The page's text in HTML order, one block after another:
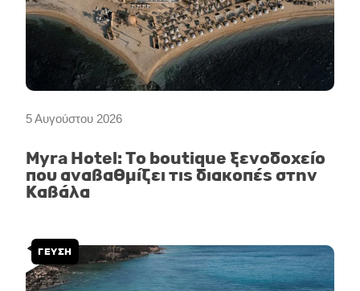
5 Αυγούστου 2026
Myra Hotel: Το boutique ξενοδοχείο
που αναβαθμίζει τις διακοπές στην
Καβάλα
ΓΕΥΣΗ